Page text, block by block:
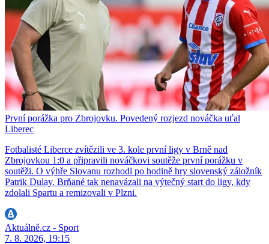
První porážka pro Zbrojovku. Povedený rozjezd nováčka uťal
Liberec
Fotbalisté Liberce zvítězili ve 3. kole první ligy v Brně nad
Zbrojovkou 1:0 a připravili nováčkovi soutěže první porážku v
soutěži. O výhře Slovanu rozhodl po hodině hry slovenský záložník
Patrik Dulay. Brňané tak nenavázali na výtečný start do ligy, kdy
zdolali Spartu a remizovali v Plzni.
Aktuálně.cz - Sport
7. 8. 2026, 19:15